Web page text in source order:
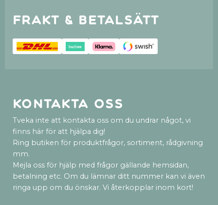
Frakt & betalsätt
Kontakta oss
Tveka inte att kontakta oss om du undrar något, vi
finns här för att hjälpa dig!
Ring butiken för produktfrågor, sortiment, rådgivning
mm.
Mejla oss för hjälp med frågor gällande hemsidan,
betalning etc. Om du lämnar ditt nummer kan vi även
ringa upp om du önskar. Vi återkopplar inom kort!